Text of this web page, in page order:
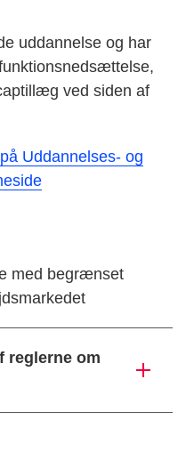
uddannelse og har
ved siden af
Uddannelses- og
med begrænset
reglerne om